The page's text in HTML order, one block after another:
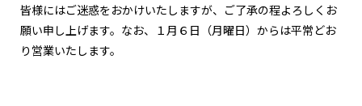
皆様にはご迷惑をおかけいたしますが、ご了承の程よろしくお
願い申し上げます。なお、１月６日（月曜日）からは平常どお
り営業いたします。